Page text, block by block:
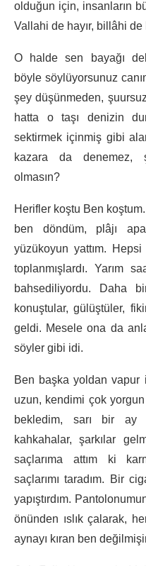
olduğun için, insanların
Vallahi de hayır, billâhi de
O halde sen bayağı
böyle söylüyorsunuz
şey düşünmeden,
hatta o taşı denizin
sektirmek içinmiş gibi
kazara da denemez,
olmasın?
Herifler koştu Ben
ben döndüm, plâjı
yüzükoyun yattım.
toplanmışlardı. Yarım
bahsediliyordu. Daha
konuştular, gülüştüler,
geldi. Mesele ona da
söyler gibi idi.
Ben başka yoldan
uzun, kendimi çok
bekledim, sarı bir ay
kahkahalar, şarkılar
saçlarıma attım ki
saçlarımı taradım. Bir
yapıştırdım.
önünden ıslık çalarak,
aynayı kıran ben